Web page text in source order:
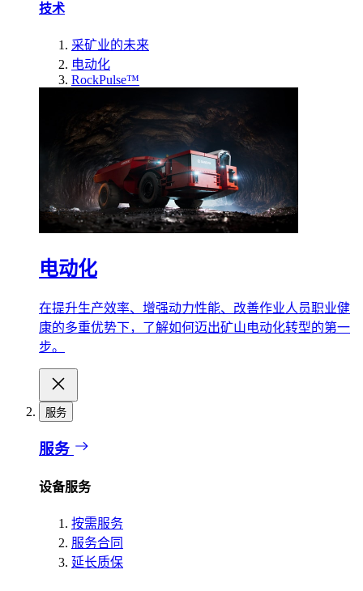
技术
采矿业的未来
电动化
RockPulse™
电动化
在提升生产效率、增强动力性能、改善作业人员职业健
康的多重优势下，了解如何迈出矿山电动化转型的第一
步。
服务
服务
设备服务
按需服务
服务合同
延长质保